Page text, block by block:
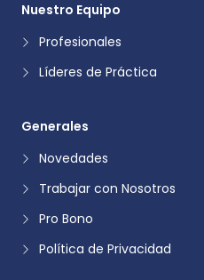
Nuestro Equipo
Profesionales
Líderes de Práctica
Generales
Novedades
Trabajar con Nosotros
Pro Bono
Política de Privacidad